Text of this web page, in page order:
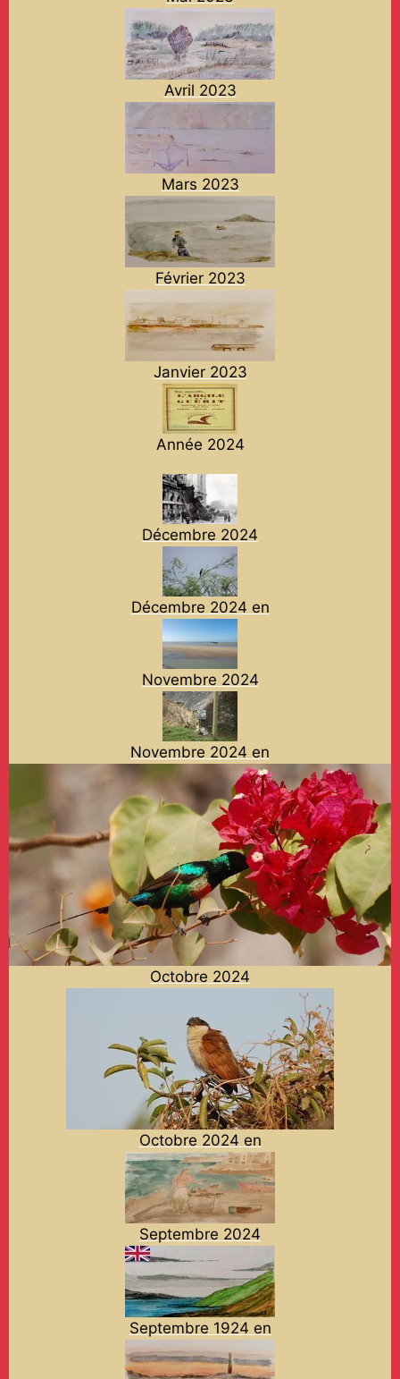
Avril 2023
Mars 2023
Février 2023
Janvier 2023
Année 2024
Décembre 2024
Décembre 2024 en
Novembre 2024
Novembre 2024 en
Octobre 2024
Octobre 2024 en
Septembre 2024
Septembre 1924 en